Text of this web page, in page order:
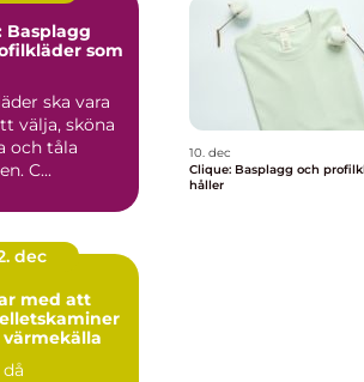
Basplagg
som
ska vara
välja, sköna
och tåla
C...
dec
med att
10. dec
Clique: Basplagg och
håller